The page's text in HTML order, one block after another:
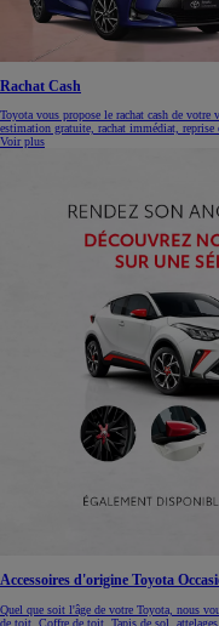
Rachat Cash
Toyota vous propose le rachat cash de votre
estimation gratuite, rachat immédiat, reprise
Voir plus
Accessoires d'origine Toyota
Quel que soit l'âge de votre Toyota, nous
de toit, Coffre de toit, Tapis de sol,